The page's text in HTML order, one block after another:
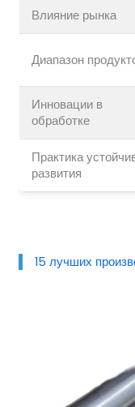
Влияние рынка
Диапазон
Инновации в
обработке
Практика
развития
15 лучших